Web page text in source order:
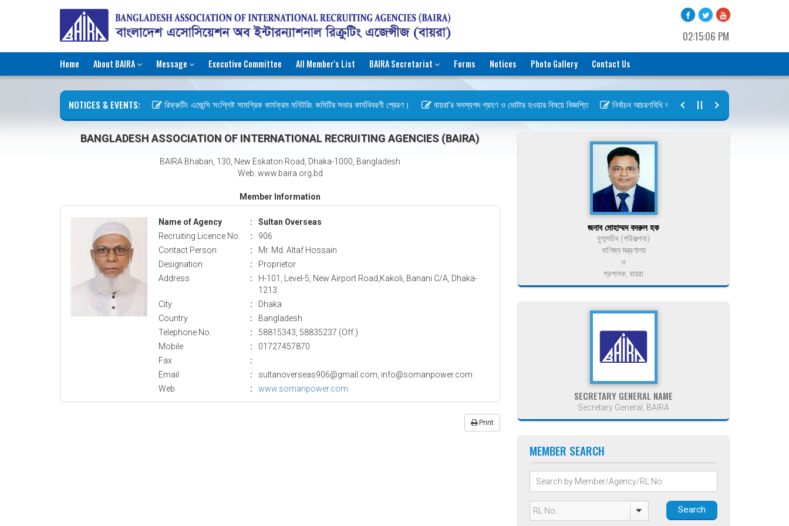
02:15:06 PM
Home About BAIRA Message Executive Committee All Member's List BAIRA Secretariat Forms Notices Photo Gallery Contact Us
NOTICES & EVENTS: রিক্রুটিং এজেন্সি সংশ্লিষ্ট সামগ্রিক কার্যক্রম মনিটরিং কমিটির সভার কার্যবিবরণী প্রেরণ। বায়রা’র সদস্যপদ গ্রহণ ও ভোটার হওয়ার বিষয়ে বিজ্ঞপ্তি নির্বাচন আচরণবিধি বায়রা ২০২৬-২০২৮
BANGLADESH ASSOCIATION OF INTERNATIONAL RECRUITING AGENCIES (BAIRA)
BAIRA Bhaban, 130, New Eskaton Road, Dhaka-1000, Bangladesh
Web: www.baira.org.bd
Member Information
Name of Agency :
Sultan Overseas
Recruiting Licence No.
:
906
Contact Person
:
Mr. Md. Altaf Hossain
Designation
:
Proprietor
Address
:
H-101, Level-5, New Airport Road,Kakoli, Banani C/A, Dhaka-
1213.
City
:
Dhaka
Country
:
Bangladesh
Telephone No.
:
58815343, 58835237 (Off.)
Mobile
:
01727457870
Fax
:
Email
:
sultanoverseas906@gmail.com, info@somanpower.com
Web
: www.somanpower.com
Print
জনাব মোহাম্মদ বদরুল হক
যুগ্মসচিব (পরিকল্পনা)
বাণিজ্য মন্ত্রণালয়
ও
প্রশাসক, বায়রা
SECRETARY GENERAL NAME
Secretary General, BAIRA
MEMBER SEARCH
Search